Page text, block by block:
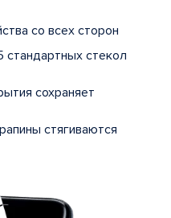
со всех сторон
стандартных стекол
сохраняет
стягиваются